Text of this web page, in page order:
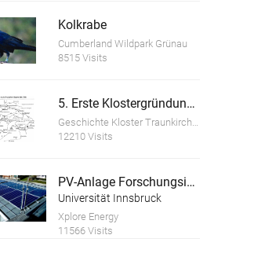
Kolkrabe
Cumberland Wildpark Grünau
8515 Visits
5. Erste Klostergründungen
12210 Visits
PV-Anlage Forschungsinstitut für Limnologie der Universität Innsbruck, Mondsee
Universität Innsbruck
Xplore Energy
11566 Visits